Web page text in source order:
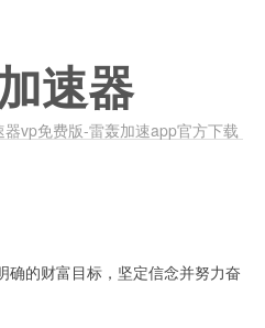
速器
vp免费版-雷轰加速app官方下载
的财富目标，坚定信念并努力奋